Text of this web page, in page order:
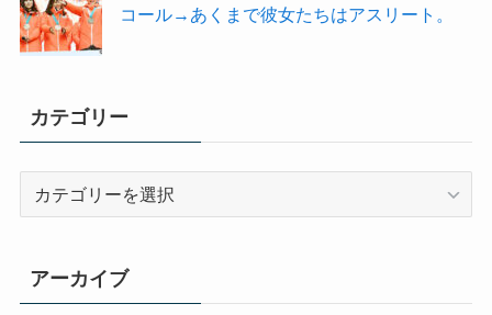
コール→あくまで彼女たちはアスリート。
カテゴリー
ー
アーカイブ